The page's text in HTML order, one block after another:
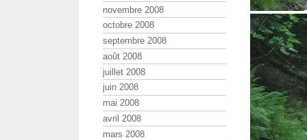
novembre 2008
octobre 2008
septembre 2008
août 2008
juillet 2008
juin 2008
mai 2008
avril 2008
mars 2008